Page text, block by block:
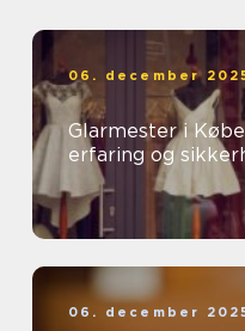
06. december
Glarmester i
erfaring og
06. december